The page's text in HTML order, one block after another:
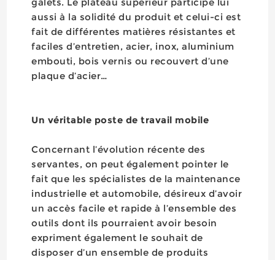
aussi à la solidité du produit et celui-ci est
fait de différentes matières résistantes et
faciles d’entretien, acier, inox, aluminium
embouti, bois vernis ou recouvert d’une
plaque d’acier…
Un véritable poste de travail mobile
Concernant l’évolution récente des
servantes, on peut également pointer le
fait que les spécialistes de la maintenance
industrielle et automobile, désireux d’avoir
un accès facile et rapide à l’ensemble des
outils dont ils pourraient avoir besoin
expriment également le souhait de
disposer d’un ensemble de produits